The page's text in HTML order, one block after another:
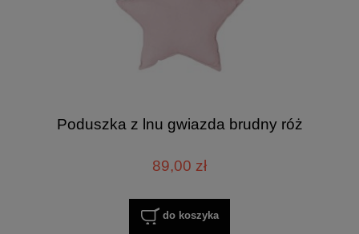
Poduszka z lnu gwiazda brudny róż
89,00 zł
do koszyka